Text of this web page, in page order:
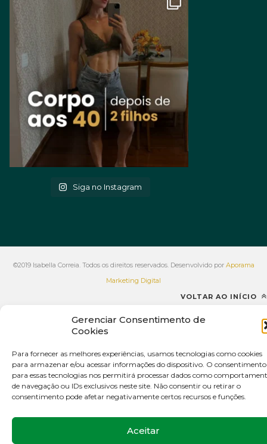
Gerenciar Consentimento de
Cookies
Para fornecer as melhores experiências, usamos tecnologias como cookies
para armazenar e/ou acessar informações do dispositivo. O consentimento
para essas tecnologias nos permitirá processar dados como
de navegação ou IDs exclusivos neste site. Não consentir ou retirar o
consentimento pode afetar negativamente certos recursos e funções.
Aceitar
Siga no Instagram
©2019 Isabella Correia. Todos os direitos reservados. Desenvolvido por Aporama
Marketing Digital
VOLTAR AO INÍCIO